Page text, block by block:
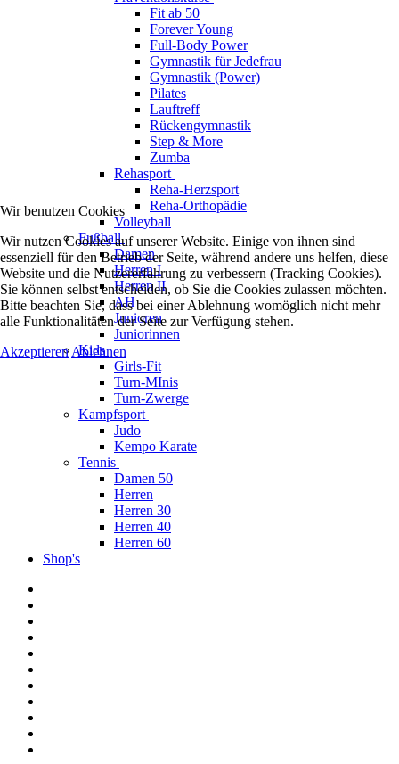
Fit ab 50
Forever Young
Full-Body Power
Gymnastik für Jedefrau
Gymnastik (Power)
Pilates
Lauftreff
Rückengymnastik
Step & More
Zumba
Rehasport
Reha-Herzsport
Reha-Orthopädie
Volleyball
Fußball
Damen
Herren I
Herren II
AH
Junioren
Juniorinnen
Kids
Girls-Fit
Turn-MInis
Turn-Zwerge
Kampfsport
Judo
Kempo Karate
Tennis
Damen 50
Herren
Herren 30
Herren 40
Herren 60
Shop's
Wir benutzen Cookies
Wir nutzen Cookies auf unserer Website. Einige von ihnen sind
essenziell für den Betrieb der Seite, während andere uns helfen, diese
Website und die Nutzererfahrung zu verbessern (Tracking Cookies).
Sie können selbst entscheiden, ob Sie die Cookies zulassen möchten.
Bitte beachten Sie, dass bei einer Ablehnung womöglich nicht mehr
alle Funktionalitäten der Seite zur Verfügung stehen.
Akzeptieren Ablehnen